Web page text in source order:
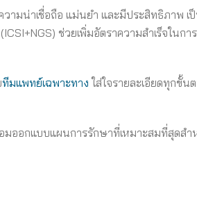
มน่าเชื่อถือ แม่นยำ และมีประสิทธิภาพ เ
ช่วยเพิ่มอัตราความสำเร็จในกา
ทีมแพทย์เฉพาะทาง ใส่ใจรายละเอียดทุกขั้
อกแบบแผนการรักษาที่เหมาะสมที่สุดสำ